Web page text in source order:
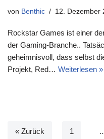
von Benthic 12. Dezember
Rockstar Games ist einer
der Gaming-Branche..
geheimnisvoll, dass selbst
Projekt, Red… Weiterlesen »
« Zurück 1